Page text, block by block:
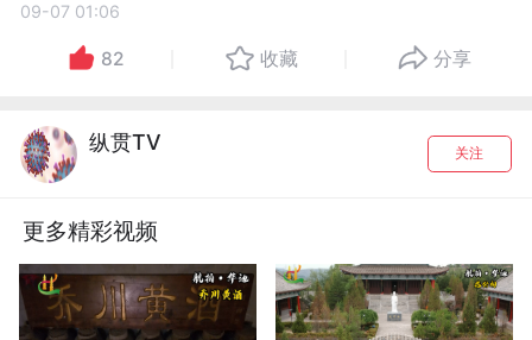
09-07 01:06
82 收藏 分享
纵贯TV 关注
更多精彩视频